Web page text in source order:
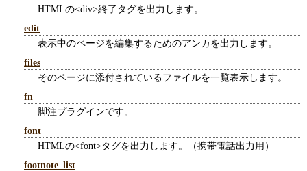
HTMLの<div>終了タグを出力します。
edit
表示中のページを編集するためのアンカを出力します。
files
そのページに添付されているファイルを一覧表示します。
fn
脚注プラグインです。
font
HTMLの<font>タグを出力します。（携帯電話出力用）
footnote_list